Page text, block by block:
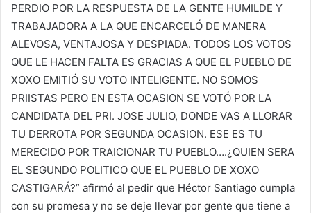
PERDIO POR LA RESPUESTA DE LA GENTE HUMILDE Y
TRABAJADORA A LA QUE ENCARCELÓ DE MANERA
ALEVOSA, VENTAJOSA Y DESPIADA. TODOS LOS VOTOS
QUE LE HACEN FALTA ES GRACIAS A QUE EL PUEBLO DE
XOXO EMITIÓ SU VOTO INTELIGENTE. NO SOMOS
PRIISTAS PERO EN ESTA OCASION SE VOTÓ POR LA
CANDIDATA DEL PRI. JOSE JULIO, DONDE VAS A LLORAR
TU DERROTA POR SEGUNDA OCASION. ESE ES TU
MERECIDO POR TRAICIONAR TU PUEBLO….¿QUIEN SERA
EL SEGUNDO POLITICO QUE EL PUEBLO DE XOXO
CASTIGARÁ?” afirmó al pedir que Héctor Santiago cumpla
con su promesa y no se deje llevar por gente que tiene a